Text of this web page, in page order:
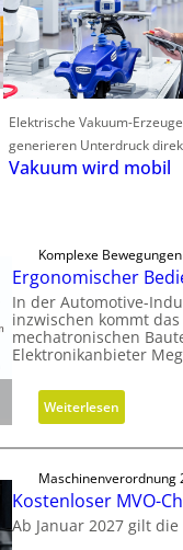
Elektrische Vakuum-
generieren Unterdruck
Vakuum wird mobil
Komplexe
Ergonomischer
In der Automotive-
inzwischen kommt
mechatronischen
Elektronikanbieter
Weiterlesen:
E
r
g
o
n
Maschinenverordnung
Kostenloser MVO-
Ab Januar 2027 gilt